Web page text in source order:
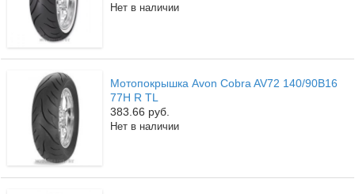
Нет в наличии
Мотопокрышка Avon Cobra AV72 140/90B16
77H R TL
383.66 руб.
Нет в наличии